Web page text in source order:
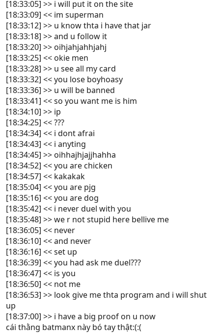
[18:33:05] >> i will put it on the site
[18:33:09] << im superman
[18:33:12] >> u know thta i have that jar
[18:33:18] >> and u follow it
[18:33:20] >> oihjahjahhjahj
[18:33:25] << okie men
[18:33:28] >> u see all my card
[18:33:32] << you lose boyhoasy
[18:33:36] >> u will be banned
[18:33:41] << so you want me is him
[18:34:10] >> ip
[18:34:25] << ???
[18:34:34] << i dont afrai
[18:34:43] << i anyting
[18:34:45] >> oihhajhjajjhahha
[18:34:52] << you are chicken
[18:34:57] << kakakak
[18:35:04] << you are pjg
[18:35:16] << you are dog
[18:35:42] << i never duel with you
[18:35:48] >> we r not stupid here bellive me
[18:36:05] << never
[18:36:10] << and never
[18:36:16] << set up
[18:36:39] << you had ask me duel???
[18:36:47] << is you
[18:36:50] << not me
[18:36:53] >> look give me thta program and i will shut
up
[18:37:00] >> i have a big proof on u now
cái thằng batmanx này bó tay thật:(:(